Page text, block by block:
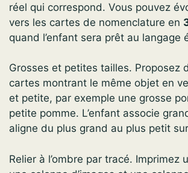
réel qui correspond. Vous pouvez
vers les cartes de nomenclature en
quand l’enfant sera prêt au langage
Grosses et petites tailles. Proposez
cartes montrant le même objet en
et petite, par exemple une grosse
petite pomme. L’enfant associe
aligne du plus grand au plus petit
Relier à l’ombre par tracé. Imprimez